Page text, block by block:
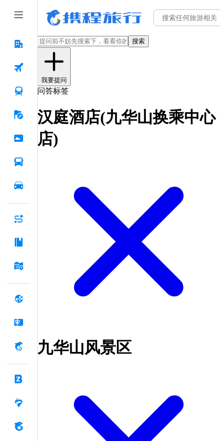
搜索
我要提问
问答标签
汉庭酒店(九华山换乘中心
店)
九华山风景区